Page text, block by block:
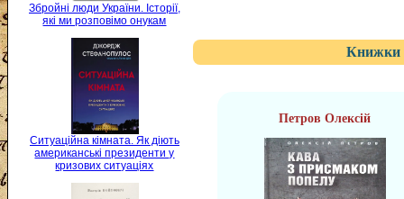
Збройні люди України. Історії,
які ми розповімо онукам
Ситуаційна кімната. Як діють
американські президенти у
кризових ситуаціях
Книжки
Петров Олексій